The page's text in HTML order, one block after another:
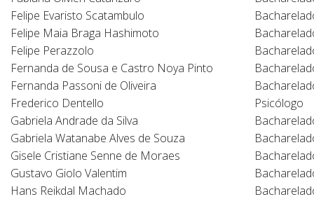
Felipe Evaristo Scatambulo
Felipe Maia Braga Hashimoto
Felipe Perazzolo
Fernanda de Sousa e Castro Noya Pinto
Fernanda Passoni de Oliveira
Frederico Dentello
Psicólogo
Gabriela Andrade da Silva
Gabriela Watanabe Alves de Souza
Gisele Cristiane Senne de Moraes
Gustavo Giolo Valentim
Hans Reikdal Machado